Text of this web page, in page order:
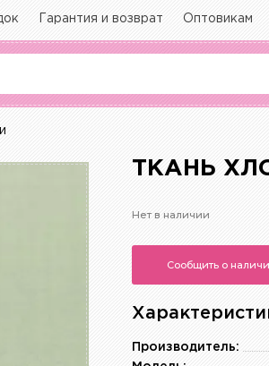
Гарантия и возврат Оптовикам
ТКАНЬ
Нет в наличии
Сообщить о
Производитель: